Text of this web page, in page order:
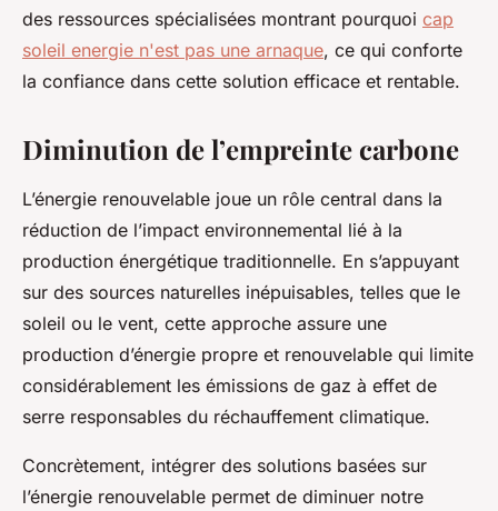
des ressources spécialisées montrant pourquoi cap
soleil energie n'est pas une arnaque, ce qui conforte
la confiance dans cette solution efficace et rentable.
Diminution de l’empreinte carbone
L’énergie renouvelable joue un rôle central dans la
réduction de l’impact environnemental lié à la
production énergétique traditionnelle. En s’appuyant
sur des sources naturelles inépuisables, telles que le
soleil ou le vent, cette approche assure une
production d’énergie propre et renouvelable qui limite
considérablement les émissions de gaz à effet de
serre responsables du réchauffement climatique.
Concrètement, intégrer des solutions basées sur
l’énergie renouvelable permet de diminuer notre